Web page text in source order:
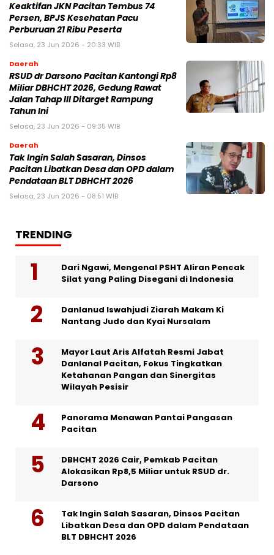
Keaktifan JKN Pacitan Tembus 74
Persen, BPJS Kesehatan Pacu
Perburuan 21 Ribu Peserta
Selasa, 23 Jun 2026 - 20:33 WIB
Daerah
RSUD dr Darsono Pacitan Kantongi Rp8
Miliar DBHCHT 2026, Gedung Rawat
Jalan Tahap III Ditarget Rampung
Tahun Ini
Selasa, 23 Jun 2026 - 09:35 WIB
Daerah
Tak Ingin Salah Sasaran, Dinsos
Pacitan Libatkan Desa dan OPD dalam
Pendataan BLT DBHCHT 2026
Selasa, 23 Jun 2026 - 08:51 WIB
TRENDING
Dari Ngawi, Mengenal PSHT Aliran Pencak
Silat yang Paling Disegani di Indonesia
Danlanud Iswahjudi Ziarah Makam Ki
Nantang Judo dan Kyai Nursalam
Mayor Laut Aris Alfatah Resmi Jabat
Danlanal Pacitan, Fokus Tingkatkan
Ketahanan Pangan dan Sinergitas
Wilayah Pesisir
Panorama Menawan Pantai Pangasan
Pacitan
DBHCHT 2026 Cair, Pemkab Pacitan
Alokasikan Rp8,5 Miliar untuk RSUD dr.
Darsono
Tak Ingin Salah Sasaran, Dinsos Pacitan
Libatkan Desa dan OPD dalam Pendataan
BLT DBHCHT 2026